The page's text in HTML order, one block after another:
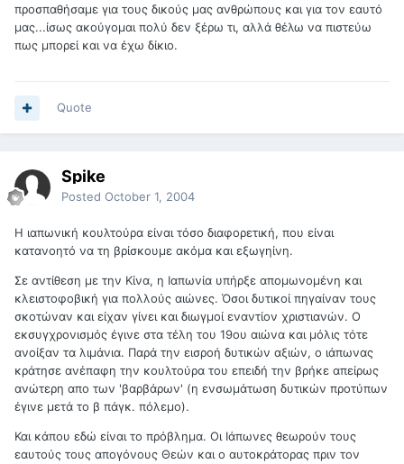
προσπαθήσαμε για τους δικούς μας ανθρώπους και για τον εαυτό
μας...ίσως ακούγομαι πολύ δεν ξέρω τι, αλλά θέλω να πιστεύω
πως μπορεί και να έχω δίκιο.
Quote
Spike
Posted October 1, 2004
Η ιαπωνική κουλτούρα είναι τόσο διαφορετική, που είναι
κατανοητό να τη βρίσκουμε ακόμα και εξωγηίνη.
Σε αντίθεση με την Κίνα, η Ιαπωνία υπήρξε απομωνομένη και
κλειστοφοβική για πολλούς αιώνες. Όσοι δυτικοί πηγαίναν τους
σκοτώναν και είχαν γίνει και διωγμοί εναντίον χριστιανών. Ο
εκσυγχρονισμός έγινε στα τέλη του 19ου αιώνα και μόλις τότε
ανοίξαν τα λιμάνια. Παρά την εισροή δυτικών αξιών, ο ιάπωνας
κράτησε ανέπαφη την κουλτούρα του επειδή την βρήκε απείρως
ανώτερη απο των 'βαρβάρων' (η ενσωμάτωση δυτικών προτύπων
έγινε μετά το β πάγκ. πόλεμο).
Και κάπου εδώ είναι το πρόβλημα. Οι Ιάπωνες θεωρούν τους
εαυτούς τους απογόνους Θεών και ο αυτοκράτορας πριν τον